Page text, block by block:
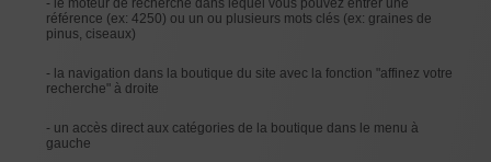
- le moteur de recherche dans lequel vous pouvez entrer une
référence (ex: 4250) ou un ou plusieurs mots clés (ex: graines de
pinus, ciseaux)
- la navigation dans la boutique du site avec la fonction "affinez votre
recherche" à droite
- un accès direct aux catégories de la boutique dans le menu à
gauche